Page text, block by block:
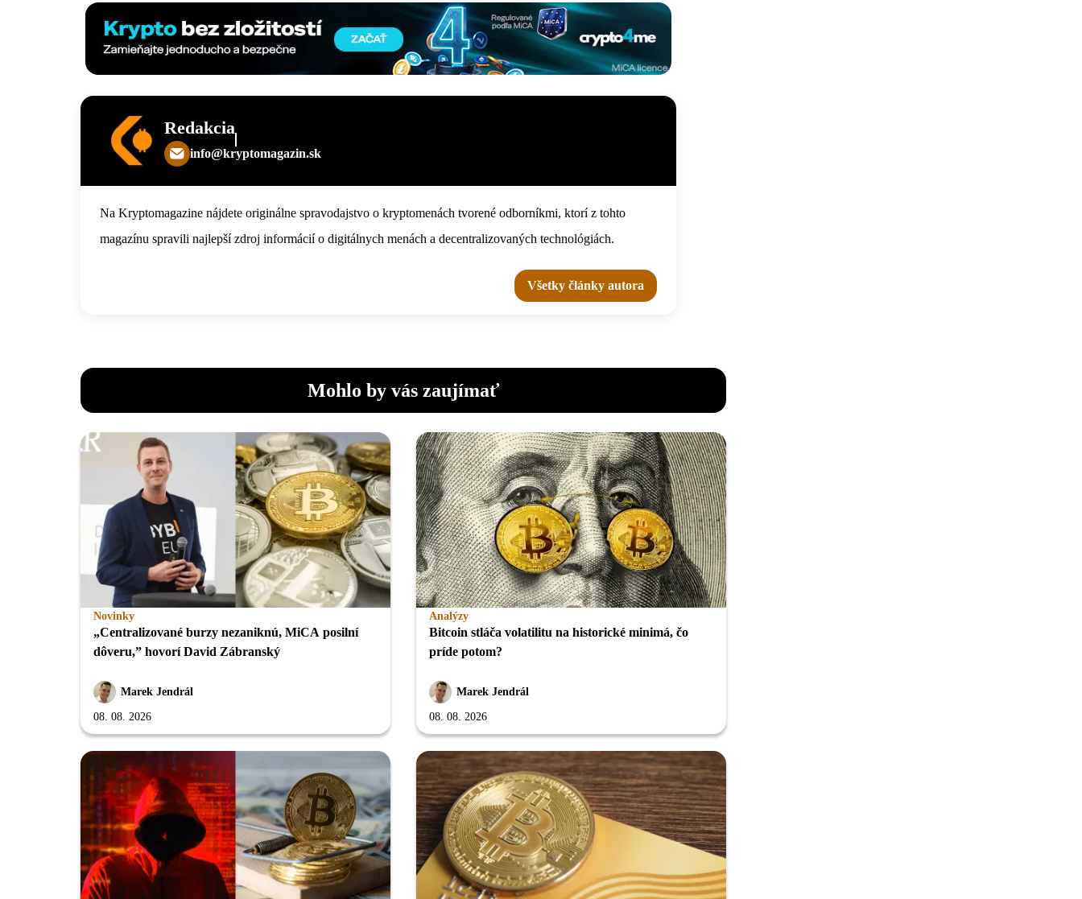
Redakcia
info@kryptomagazin.sk
Na Kryptomagazine nájdete originálne spravodajstvo o kryptomenách tvorené odborníkmi, ktorí z tohto
magazínu spravili najlepší zdroj informácií o digitálnych menách a decentralizovaných technológiách.
Všetky články autora
Mohlo by vás zaujímať
Novinky
„Centralizované burzy nezaniknú, MiCA posilní
dôveru,” hovorí David Zábranský
Marek Jendrál
08. 08. 2026
Analýzy
Bitcoin stláča volatilitu na historické minimá, čo
príde potom?
Marek Jendrál
08. 08. 2026